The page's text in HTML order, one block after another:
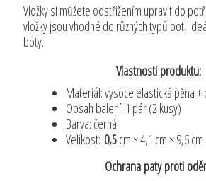
Vložky si můžete odstřižením upravit do
vložky jsou vhodné do různých typů bot,
boty.
Vlastnosti produktu:
Materiál: vysoce elastická pěna +
Obsah balení: 1 pár (2 kusy)
Barva: černá
Velikost: 0,5cm × 4,1 cm × 9,6 cm
Ochrana paty proti